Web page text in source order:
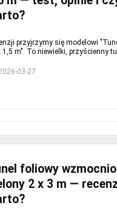
przyjrzymy się modelowi
m". To niewielki, przyścienny
03-27
foliowy
2 x 3 m —